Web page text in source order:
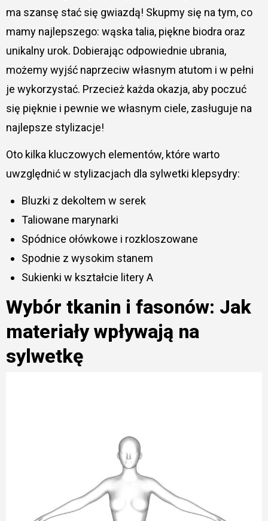
ma szansę stać się gwiazdą! Skupmy się na tym, co
mamy najlepszego: wąska talia, piękne biodra oraz
unikalny urok. Dobierając odpowiednie ubrania,
możemy wyjść naprzeciw własnym atutom i w pełni
je wykorzystać. Przecież każda okazja, aby poczuć
się pięknie i pewnie we własnym ciele, zasługuje na
najlepsze stylizacje!
Oto kilka kluczowych elementów, które warto
uwzględnić w stylizacjach dla sylwetki klepsydry:
Bluzki z dekoltem w serek
Taliowane marynarki
Spódnice ołówkowe i rozkloszowane
Spodnie z wysokim stanem
Sukienki w kształcie litery A
Wybór tkanin i fasonów: Jak
materiały wpływają na
sylwetkę